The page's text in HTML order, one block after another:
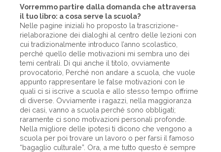
Vorremmo partire dalla domanda che attraversa
il tuo libro: a cosa serve la scuola?
Nelle pagine iniziali ho proposto la trascrizione-
rielaborazione dei dialoghi al centro delle lezioni con
cui tradizionalmente introduco l’anno scolastico,
perché quello delle motivazioni mi sembra uno dei
temi centrali. Di qui anche il titolo, ovviamente
provocatorio, Perché non andare a scuola, che vuole
appunto rappresentare le false motivazioni con le
quali ci si iscrive a scuola e allo stesso tempo offrirne
di diverse. Ovviamente i ragazzi, nella maggioranza
dei casi, vanno a scuola perché sono obbligati;
raramente ci sono motivazioni personali profonde.
Nella migliore delle ipotesi ti dicono che vengono a
scuola per poi trovare un lavoro o per farsi il famoso
“bagaglio culturale”. Ora, a me tutto questo è sempre